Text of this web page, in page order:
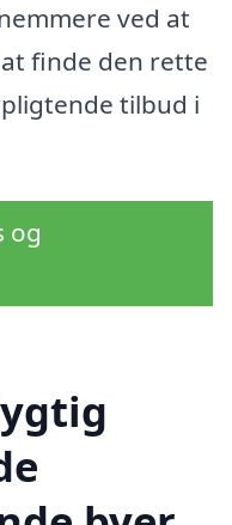
ved at
finde den rette
tilbud i
og